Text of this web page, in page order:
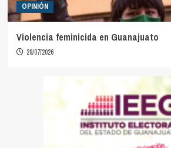
OPINIÓN
Violencia feminicida en Guanajuato
29/07/2026